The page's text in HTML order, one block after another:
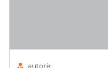
autorë: